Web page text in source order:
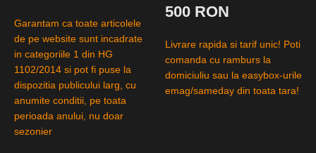
Garantam ca toate articolele
de pe website sunt incadrate
in categoriile 1 din HG
1102/2014 si pot fi puse la
dispozitia publicului larg, cu
anumite conditii, pe toata
perioada anului, nu doar
sezonier
500 RON
Livrare rapida si tarif unic! Poti
comanda cu ramburs la
domiciuliu sau la easybox-urile
emag/sameday din toata tara!